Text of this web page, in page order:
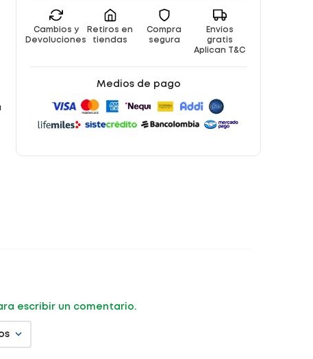
Cambios y
Devoluciones
Retiros en
tiendas
Compra
segura
Envíos
gratis
Aplican T&C
Medios de pago
escribir un comentario.